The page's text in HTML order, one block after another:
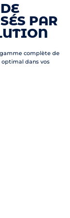
PAR
gamme complète de
dans vos